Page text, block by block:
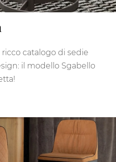
catalogo di sedie
il modello Sgabello